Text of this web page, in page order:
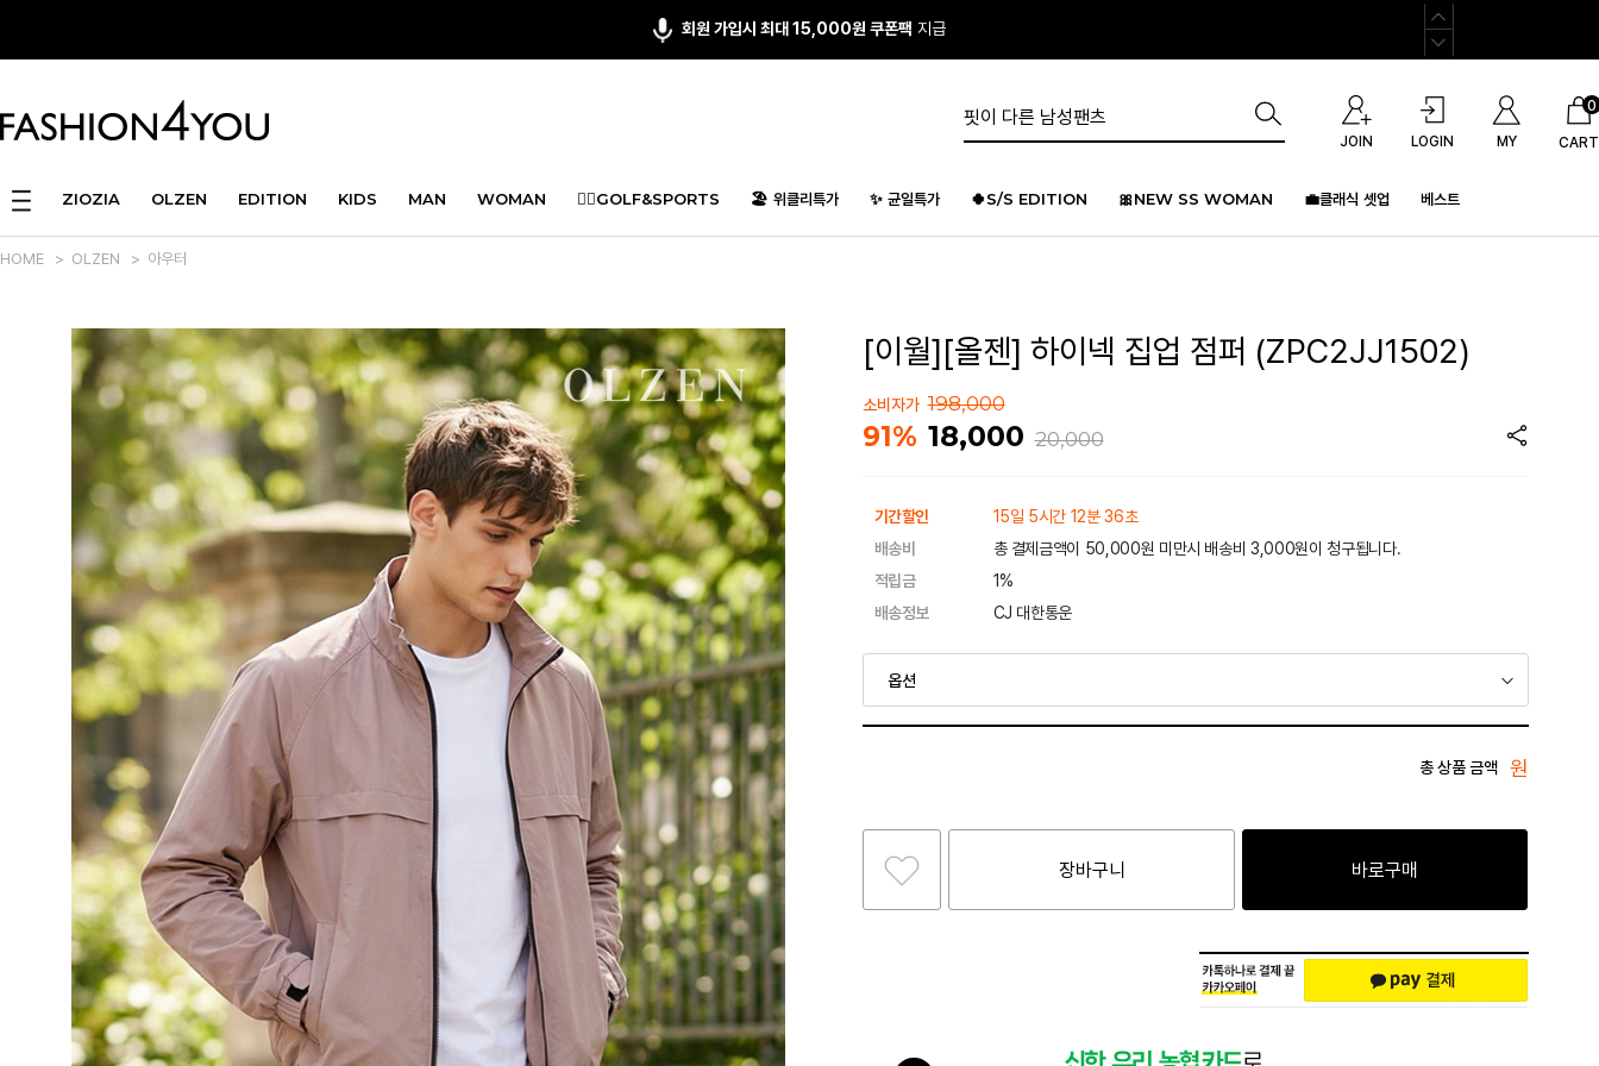
회원 가입시 최대 15,000원 쿠폰팩 지급
JOIN LOGIN MY CART
0
ZIOZIA OLZEN EDITION KIDS MAN WOMAN 🏌️‍♂️GOLF&SPORTS 🏖️ 위클리특가 ✨ 균일특가 🍀S/S EDITION 🎀NEW SS WOMAN 💼클래식 셋업 베스트
HOME > OLZEN > 아우터
[이월][올젠] 하이넥 집업 점퍼 (ZPC2JJ1502)
소비자가 198,000
91% 18,000 20,000
기간할인
15일 5시간 12분 36초
배송비
총 결제금액이 50,000원 미만시 배송비 3,000원이 청구됩니다.
적립금
1%
배송정보
CJ 대한통운
총 상품 금액 원
장바구니 바로구매